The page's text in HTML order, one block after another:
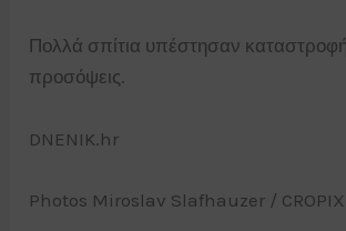
Πολλά σπίτια υπέστησαν
προσόψεις.
DNENIK.hr
Photos Miroslav Slafhauzer / CROPIX